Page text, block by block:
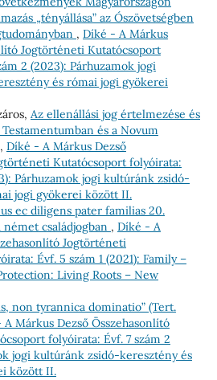
„tényállása” az Ószövetségben
, Díké - A Márkus
Jogtörténeti Kutatócsoport
2 (2023): Párhuzamok jogi
és római jogi gyökerei
Az ellenállási jog értelmezése és
és a Novum
, Díké - A Márkus Dezső
Kutatócsoport folyóirata:
Párhuzamok jogi kultúránk zsidó-
jogi gyökerei között II.
ec diligens pater familias 20.
német családjogban , Díké - A
Jogtörténeti
Évf. 5 szám 1 (2021): Family –
Living Roots – New
non tyrannica dominatio” (Tert.
Márkus Dezső Összehasonlító
folyóirata: Évf. 7 szám 2
jogi kultúránk zsidó-keresztény és
között II.